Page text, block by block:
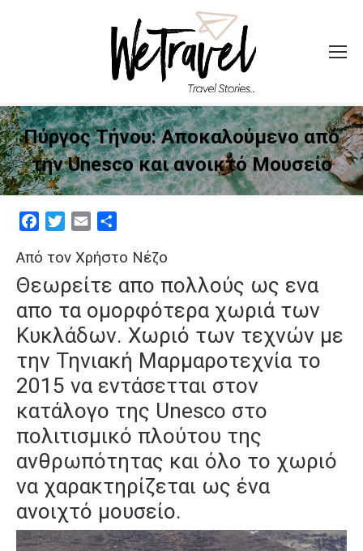
Πύργος Τήνου: Αποκαλούμενο από
την Unesco και ανοικτό Μουσείο
FacebookTwitterEmail
Από τον Χρήστο Νέζο
Θεωρείτε απο πολλούς ως ενα
απο τα ομορφότερα χωριά των
Κυκλάδων. Χωριό των τεχνών με
την Τηνιακή Μαρμαροτεχνία το
2015 να εντάσετται στον
κατάλογο της Unesco στο
πολιτισμικό πλούτου της
ανθρωπότητας και όλο το χωριό
να χαρακτηρίζεται ως ένα
ανοιχτό μουσείο.